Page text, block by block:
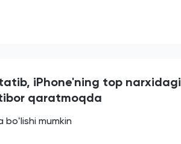
iPhone'ning top narxidagi
qaratmoqda
mumkin